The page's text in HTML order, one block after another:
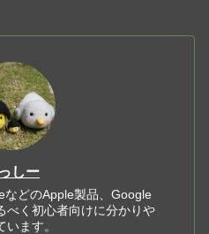
しー
などのApple製品、Google
べく初心者向けに分かりや
ます。